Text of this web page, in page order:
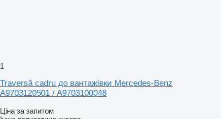
1
Traversă cadru до вантажівки Mercedes-Benz
A9703120501 / A9703100048
Ціна за запитом